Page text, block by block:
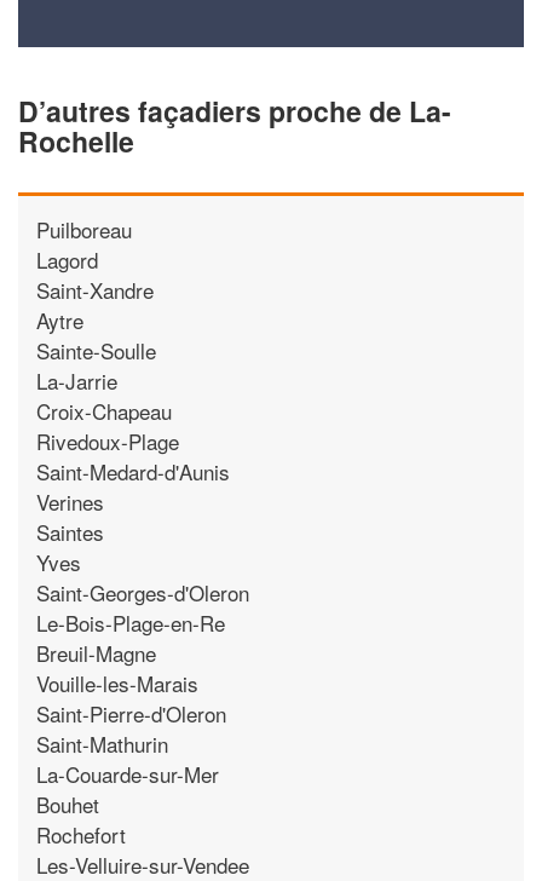
D’autres façadiers proche de La-
Rochelle
Puilboreau
Lagord
Saint-Xandre
Aytre
Sainte-Soulle
La-Jarrie
Croix-Chapeau
Rivedoux-Plage
Saint-Medard-d'Aunis
Verines
Saintes
Yves
Saint-Georges-d'Oleron
Le-Bois-Plage-en-Re
Breuil-Magne
Vouille-les-Marais
Saint-Pierre-d'Oleron
Saint-Mathurin
La-Couarde-sur-Mer
Bouhet
Rochefort
Les-Velluire-sur-Vendee